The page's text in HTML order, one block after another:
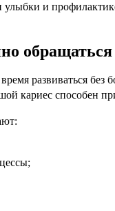
и
обращаться
развиваться
кариес способен